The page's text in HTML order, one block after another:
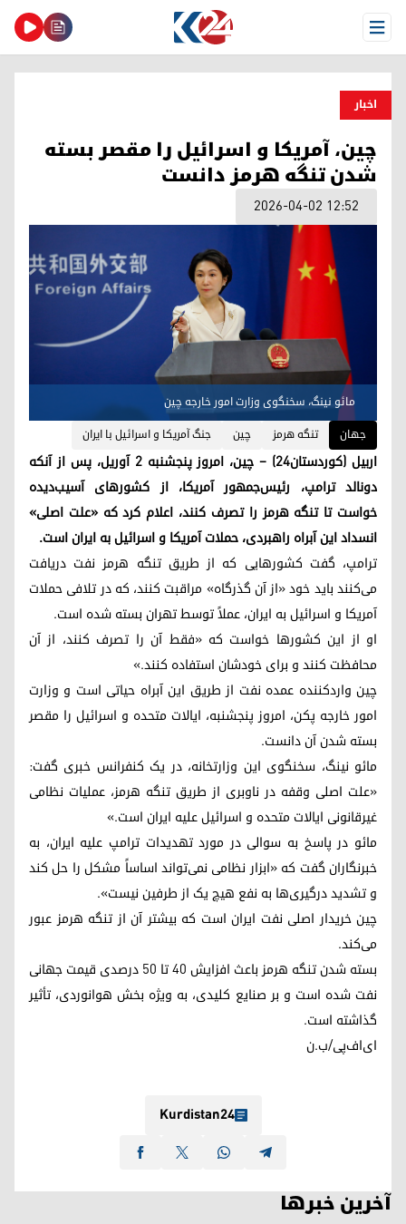
Open Menu
اخبار
چین، آمریکا و اسرائیل را مقصر بسته
شدن تنگه هرمز دانست
2026-04-02 12:52
مائو نینگ، سخنگوی وزارت امور خارجه چین
جهان
تنگه هرمز چین جنگ آمریکا و اسرائیل با ایران
اربیل (کوردستان۲۴) – چین، امروز پنجشنبه ۲ آوریل، پس از آنکه
دونالد ترامپ، رئیس‌جمهور آمریکا، از کشورهای آسیب‌دیده
خواست تا تنگه هرمز را تصرف کنند، اعلام کرد که «علت اصلی»
انسداد این آبراه راهبردی، حملات آمریکا و اسرائیل به ایران است.
ترامپ، گفت کشورهایی که از طریق تنگه هرمز نفت دریافت
می‌کنند باید خود «از آن گذرگاه» مراقبت کنند، که در تلافی حملات
آمریکا و اسرائیل به ایران، عملاً توسط تهران بسته شده است.
او از این کشورها خواست که «فقط آن را تصرف کنند، از آن
محافظت کنند و برای خودشان استفاده کنند.»
چین واردکننده عمده نفت از طریق این آبراه حیاتی است و وزارت
امور خارجه پکن، امروز پنجشنبه، ایالات متحده و اسرائیل را مقصر
بسته شدن آن دانست.
مائو نینگ، سخنگوی این وزارتخانه، در یک کنفرانس خبری گفت:
«علت اصلی وقفه در ناوبری از طریق تنگه هرمز، عملیات نظامی
غیرقانونی ایالات متحده و اسرائیل علیه ایران است.»
مائو در پاسخ به سوالی در مورد تهدیدات ترامپ علیه ایران، به
خبرنگاران گفت که «ابزار نظامی نمی‌تواند اساساً مشکل را حل کند
و تشدید درگیری‌ها به نفع هیچ یک از طرفین نیست».
چین خریدار اصلی نفت ایران است که بیشتر آن از تنگه هرمز عبور
می‌کند.
بسته شدن تنگه هرمز باعث افزایش ۴۰ تا ۵۰ درصدی قیمت جهانی
نفت شده است و بر صنایع کلیدی، به ویژه بخش هوانوردی، تأثیر
گذاشته است.
ای‌اف‌پی/ب.ن
Kurdistan24
آخرین خبرها